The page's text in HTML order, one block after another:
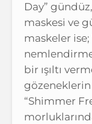
Day”
maskesi ve
maskeler ise;
bir ışıltı
“Shimmer